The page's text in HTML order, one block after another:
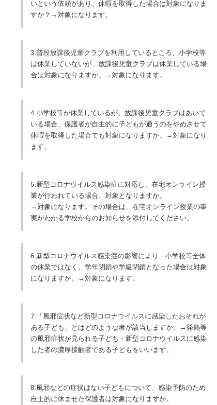
いという依頼があり、休暇を取得した場合は対象になりま
すか？→対象になります。
3.普段放課後児童クラブを利用しているところ、小学校等
は休業していないが、放課後児童クラブは休業している場
合は対象になりますか。→対象になります。
4.小学校等が休業しているが、放課後児童クラブはあいて
いる場合、保護者が自主的に子どもが通うのをやめさせて
休暇を取得した場合でも対象になりますか。→対象になり
ます。
5.新型コロナウイルス感染症に対応し、在宅オンライン授
業が行われている場合、対象となりますか。
→対象になります。その場合は、在宅オンライン授業の事
実がわかる学校からのお知らせを添付してください。
6.新型コロナウイルス感染症の影響により、小学校等全体
の休業ではなく、学年閉鎖や学級閉鎖となった場合は対象
になりますか。→対象になります。
7.「風邪症状など新型コロナウイルスに感染したおそれが
ある子ども」とはどのような者が該当しますか。→発熱等
の風邪症状が見られる子ども・新型コロナウイルスに感染
した者の濃厚接触者である子どもをいいます。
8.風邪などの症状はない子どもについて、感染予防のため
自主的に休ませた保護者は対象になりますか。